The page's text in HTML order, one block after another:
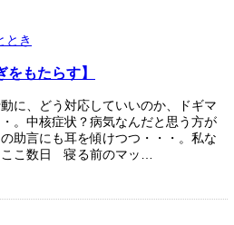
とき
をもたらす】
に、どう対応していいのか、ドギマ
。中核症状？病気なんだと思う方が
助言にも耳を傾けつつ・・・。私な
ここ数日 寝る前のマッ…